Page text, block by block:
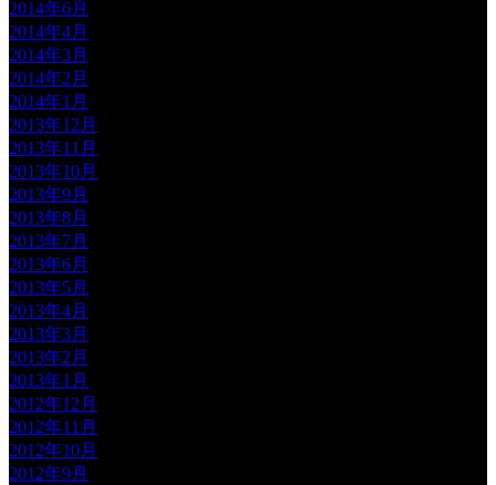
2014年6月
2014年4月
2014年3月
2014年2月
2014年1月
2013年12月
2013年11月
2013年10月
2013年9月
2013年8月
2013年7月
2013年6月
2013年5月
2013年4月
2013年3月
2013年2月
2013年1月
2012年12月
2012年11月
2012年10月
2012年9月